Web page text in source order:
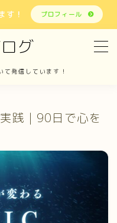
す！ プロフィール
グ
発信しています！
践｜90日で心を